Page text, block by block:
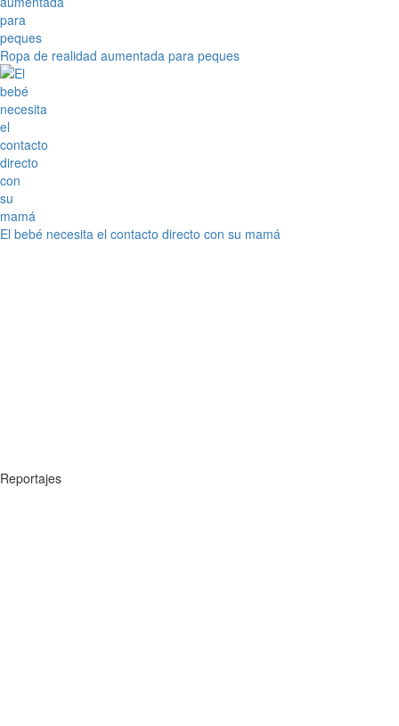
Ropa de realidad aumentada para peques
El bebé necesita el contacto directo con su mamá
Reportajes